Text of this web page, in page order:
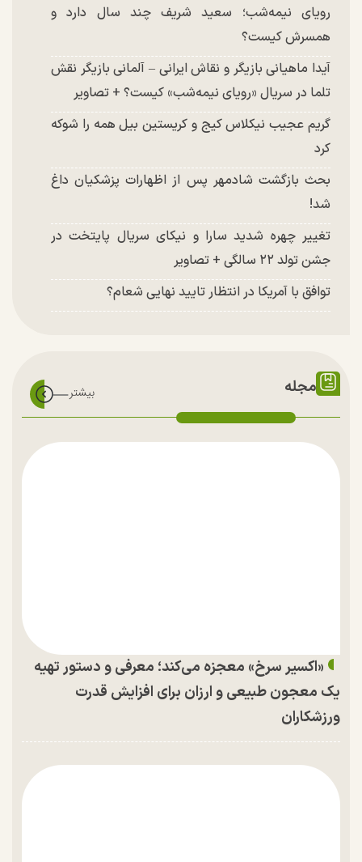
رویای نیمه‌شب؛ سعید شریف چند سال دارد و
همسرش کیست؟
آیدا ماهیانی بازیگر و نقاش ایرانی – آلمانی بازیگر نقش
تلما در سریال «رویای نیمه‌شب» کیست؟ + تصاویر
گریم عجیب نیکلاس کیج و کریستین بیل همه را شوکه
کرد
بحث بازگشت شادمهر پس از اظهارات پزشکیان داغ
شد!
تغییر چهره شدید سارا و نیکای سریال پایتخت در
جشن تولد ۲۲ سالگی + تصاویر
توافق با آمریکا در انتظار تایید نهایی شعام؟
مجله
«اکسیر سرخ» معجزه می‌کند؛ معرفی و دستور تهیه
یک معجون طبیعی و ارزان برای افزایش قدرت
ورزشکاران